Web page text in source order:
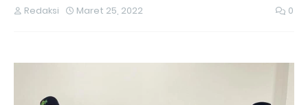
Redaksi Maret 25, 2022 0